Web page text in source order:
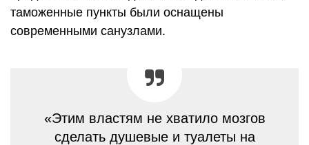
таможенные пункты были оснащены
современными санузлами.
«Этим властям не хватило мозгов
сделать душевые и туалеты на